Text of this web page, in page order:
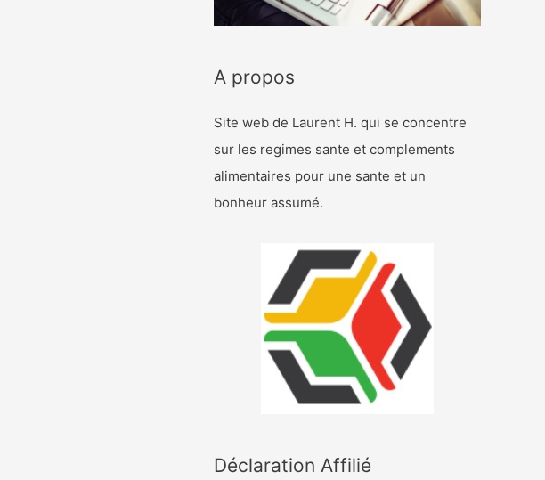
A propos
Site web de Laurent H. qui se concentre
sur les regimes sante et complements
alimentaires pour une sante et un
bonheur assumé.
Déclaration Affilié